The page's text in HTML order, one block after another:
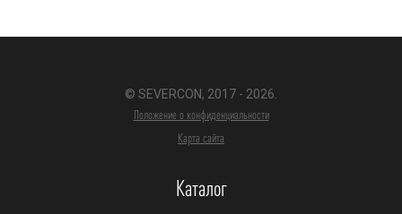
© SEVERCON, 2017 - 2026.
Положение о конфиденциальности
Карта сайта
Каталог